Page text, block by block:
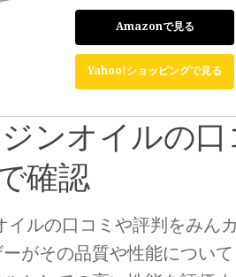
Amazonで見る
Yahoo!ショッピングで見る
ンオイルの
確認
イルの口コミや評判をみん
がその品質や性能につい